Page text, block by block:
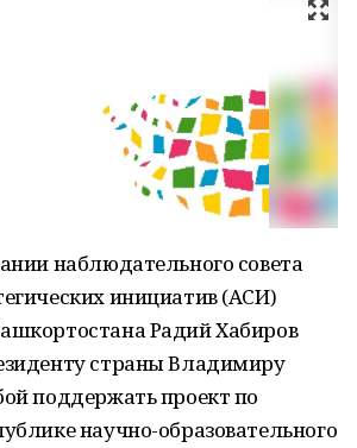
наблюдательного совета
инициатив (АСИ)
Радий Хабиров
страны Владимиру
поддержать проект по
научно-образовательного